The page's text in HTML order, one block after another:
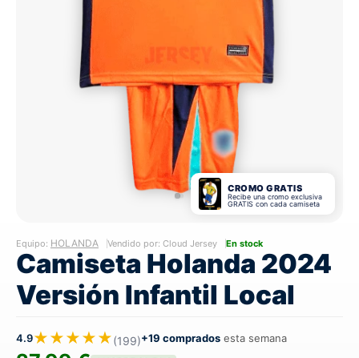
CROMO GRATIS
Recibe una cromo exclusiva
GRATIS con cada camiseta
Equipo: HOLANDA Vendido por: Cloud Jersey En stock
Camiseta Holanda 2024
Versión Infantil Local
4.9★★★★★(199)+19 comprados esta semana